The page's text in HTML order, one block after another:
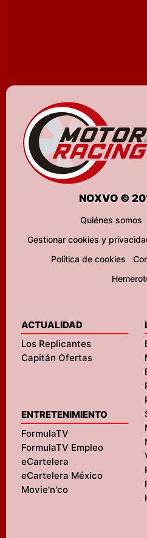
NOXVO ©
Quiénes somos
Gestionar cookies y
Política de cookies
ACTUALIDAD
Los Replicantes
Capitán Ofertas
ENTRETENIMIENTO
FormulaTV
FormulaTV Empleo
eCartelera
eCartelera México
Movie'n'co